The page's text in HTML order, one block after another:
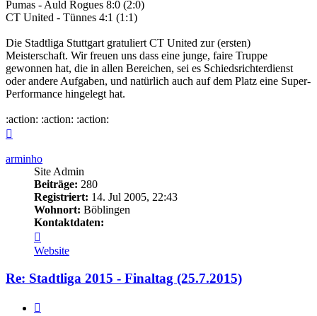
Pumas - Auld Rogues 8:0 (2:0)
CT United - Tünnes 4:1 (1:1)
Die Stadtliga Stuttgart gratuliert CT United zur (ersten)
Meisterschaft. Wir freuen uns dass eine junge, faire Truppe
gewonnen hat, die in allen Bereichen, sei es Schiedsrichterdienst
oder andere Aufgaben, und natürlich auch auf dem Platz eine Super-
Performance hingelegt hat.
:action: :action: :action:
arminho
Site Admin
Beiträge: 280
Registriert: 14. Jul 2005, 22:43
Wohnort: Böblingen
Kontaktdaten:
von
arminho
Website
Re: Stadtliga 2015 - Finaltag (25.7.2015)